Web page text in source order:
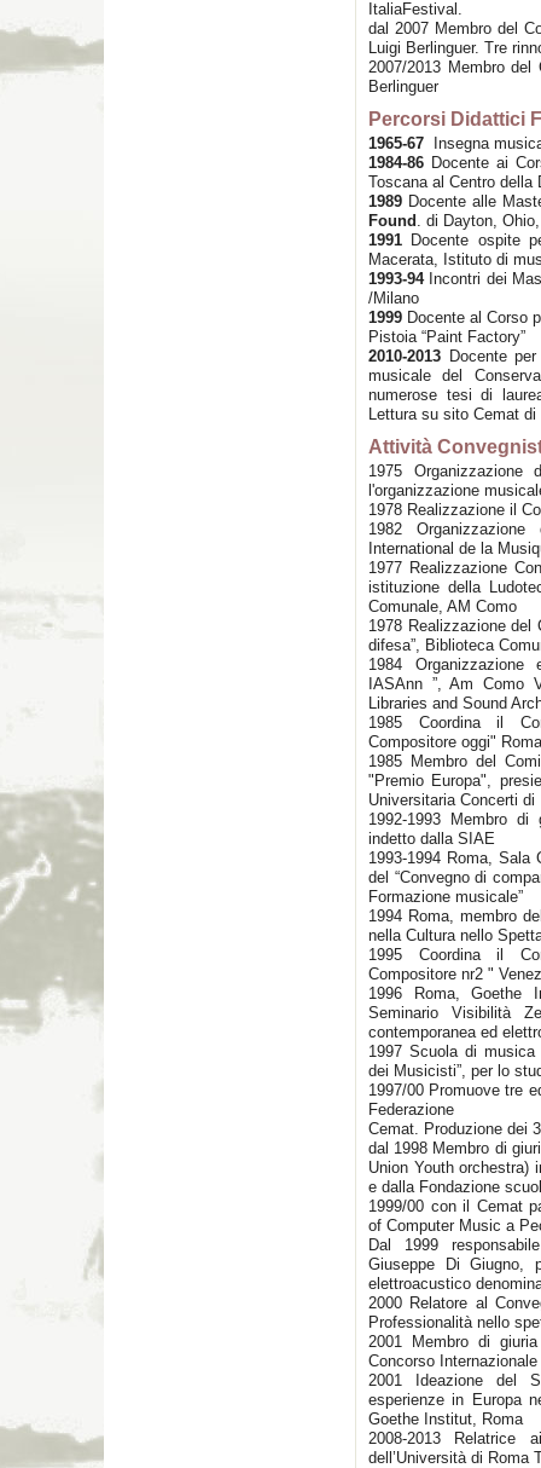
ItaliaFestival.
dal 2007 Membro del
Luigi Berlinguer. Tre
2007/2013 Membro
Berlinguer
Percorsi Didattici
1965-67 Insegna
1984-86 Docente ai
Toscana al Centro della
1989 Docente alle
Found . di Dayton,
1991 Docente ospite
Macerata, Istituto di
1993-94Incontri dei
/Milano
1999 Docente al Corso
Pistoia “Paint Factory”
2010-2013 Docente
musicale del
numerose tesi di
Lettura su sito Cemat
Attività
1975 Organizzazione
l'organizzazione
1978 Realizzazione il
1982
International de la
1977 Realizzazione
istituzione della
Comunale, AM Como
1978 Realizzazione del
difesa”, Biblioteca
1984 Organizzazione
IASAnn ”, Am Como
Libraries and Sound
1985 Coordina il
Compositore oggi"
1985 Membro del
"Premio Europa",
Universitaria Concerti di
1992-1993 Membro
indetto dalla SIAE
1993-1994 Roma, Sala
del “Convegno di
Formazione musicale”
1994 Roma, membro
nella Cultura nello
1995 Coordina il
Compositore nr2 "
1996 Roma, Goethe
Seminario Visibilità
contemporanea ed
1997 Scuola di musica
dei Musicisti”, per lo
1997/00 Promuove tre
Federazione
Cemat. Produzione dei
dal 1998 Membro di
Union Youth orchestra)
e dalla Fondazione
1999/00 con il Cemat
of Computer Music a
Dal 1999
Giuseppe Di Giugno,
elettroacustico
2000 Relatore al
Professionalità nello
2001 Membro di
Concorso
2001 Ideazione del
esperienze in Europa
Goethe Institut, Roma
2008-2013 Relatrice
dell’Università di Roma